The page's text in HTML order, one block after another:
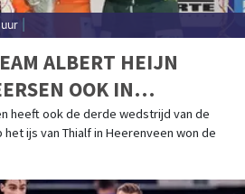
ALBERT HEIJN
OOK IN
heeft ook de derde wedstrijd van de
het ijs van Thialf in Heerenveen won de